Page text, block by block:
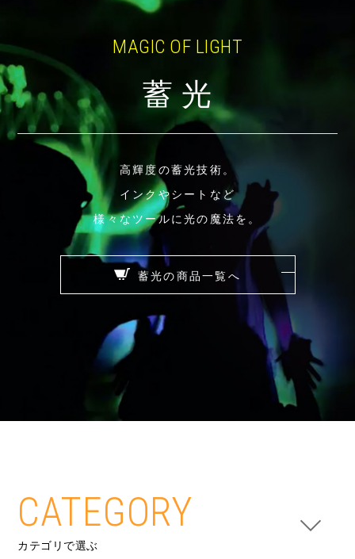
MAGIC OF LIGHT
蓄 光
高輝度の蓄光技術。
インクやシートなど
様々なツールに光の魔法を。
蓄光の商品一覧へ
CATEGORY
カテゴリで選ぶ